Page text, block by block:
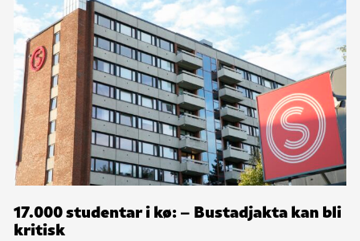
17.000 studentar i kø: – Bustadjakta kan bli
kritisk